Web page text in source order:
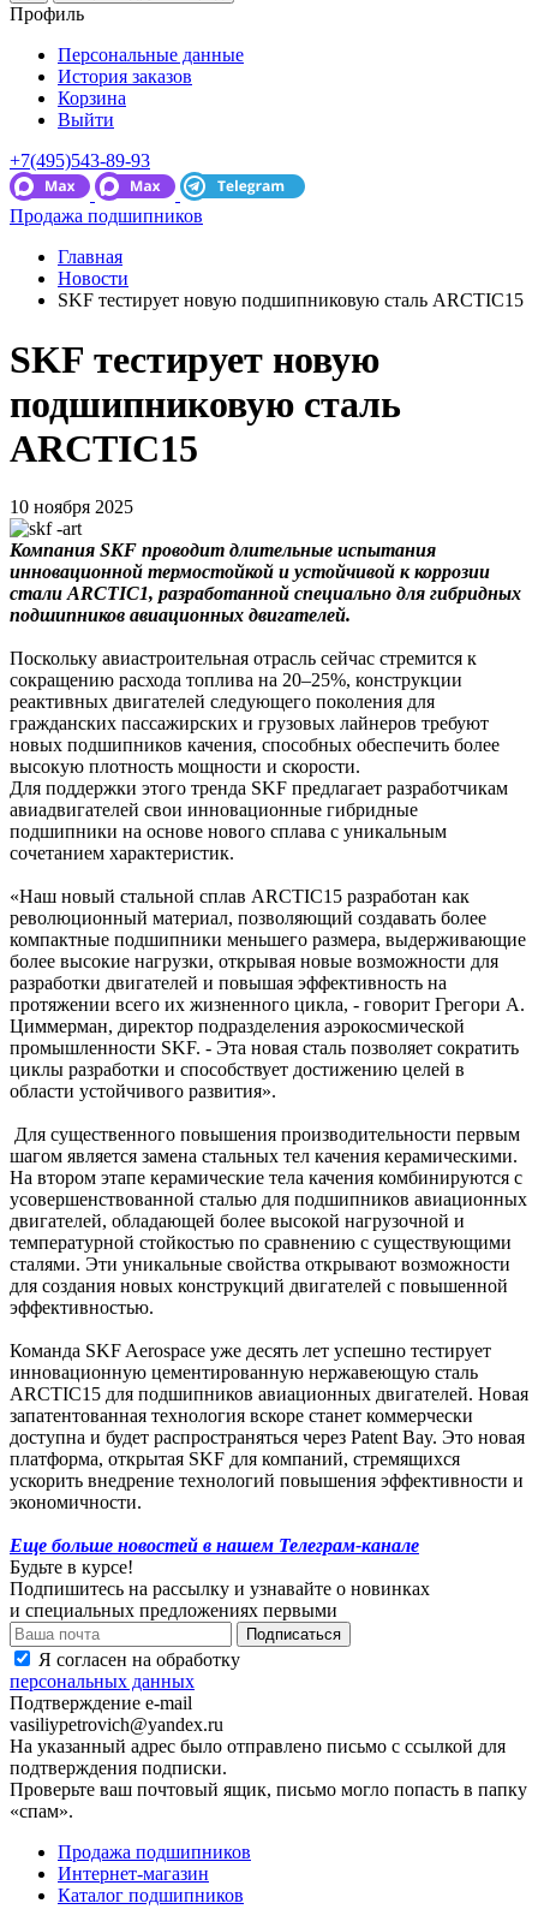
Профиль
Персональные данные
История заказов
Корзина
Выйти
+7(495)543-89-93
Продажа подшипников
Главная
Новости
SKF тестирует новую подшипниковую сталь ARCTIC15
SKF тестирует новую
подшипниковую сталь
ARCTIC15
10 ноября 2025
Компания SKF проводит длительные испытания
инновационной термостойкой и устойчивой к коррозии
стали ARCTIC1, разработанной специально для гибридных
подшипников авиационных двигателей.
Поскольку авиастроительная отрасль сейчас стремится к
сокращению расхода топлива на 20–25%, конструкции
реактивных двигателей следующего поколения для
гражданских пассажирских и грузовых лайнеров требуют
новых подшипников качения, способных обеспечить более
высокую плотность мощности и скорости.
Для поддержки этого тренда SKF предлагает разработчикам
авиадвигателей свои инновационные гибридные
подшипники на основе нового сплава с уникальным
сочетанием характеристик.
«Наш новый стальной сплав ARCTIC15 разработан как
революционный материал, позволяющий создавать более
компактные подшипники меньшего размера, выдерживающие
более высокие нагрузки, открывая новые возможности для
разработки двигателей и повышая эффективность на
протяжении всего их жизненного цикла, - говорит Грегори А.
Циммерман, директор подразделения аэрокосмической
промышленности SKF. - Эта новая сталь позволяет сократить
циклы разработки и способствует достижению целей в
области устойчивого развития».
Для существенного повышения производительности первым
шагом является замена стальных тел качения керамическими.
На втором этапе керамические тела качения комбинируются с
усовершенствованной сталью для подшипников авиационных
двигателей, обладающей более высокой нагрузочной и
температурной стойкостью по сравнению с существующими
сталями. Эти уникальные свойства открывают возможности
для создания новых конструкций двигателей с повышенной
эффективностью.
Команда SKF Aerospace уже десять лет успешно тестирует
инновационную цементированную нержавеющую сталь
ARCTIC15 для подшипников авиационных двигателей. Новая
запатентованная технология вскоре станет коммерчески
доступна и будет распространяться через Patent Bay. Это новая
платформа, открытая SKF для компаний, стремящихся
ускорить внедрение технологий повышения эффективности и
экономичности.
Еще больше новостей в нашем Телеграм-канале
Будьте в курсе!
Подпишитесь на рассылку и узнавайте о новинках
и специальных предложениях первыми
Я согласен на обработку
персональных данных
Подтверждение e-mail
vasiliypetrovich@yandex.ru
На указанный адрес было отправлено письмо с ссылкой для
подтверждения подписки.
Проверьте ваш почтовый ящик, письмо могло попасть в папку
«спам».
Продажа подшипников
Интернет-магазин
Каталог подшипников